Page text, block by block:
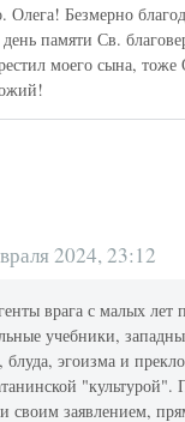
Олега! Безмерно
памяти Св.
моего сына, тоже
2024, 23:12
врага с малых лет
учебники,
блуда, эгоизма и
"культурой".
своим заявлением,